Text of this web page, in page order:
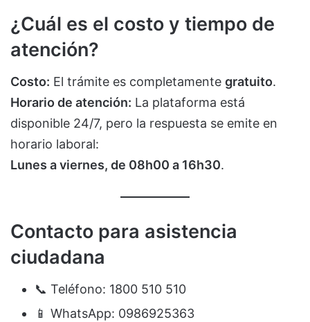
¿Cuál es el costo y tiempo de
atención?
Costo: El trámite es completamente gratuito.
Horario de atención: La plataforma está
disponible 24/7, pero la respuesta se emite en
horario laboral:
Lunes a viernes, de 08h00 a 16h30.
Contacto para asistencia
ciudadana
📞 Teléfono: 1800 510 510
📱 WhatsApp: 0986925363